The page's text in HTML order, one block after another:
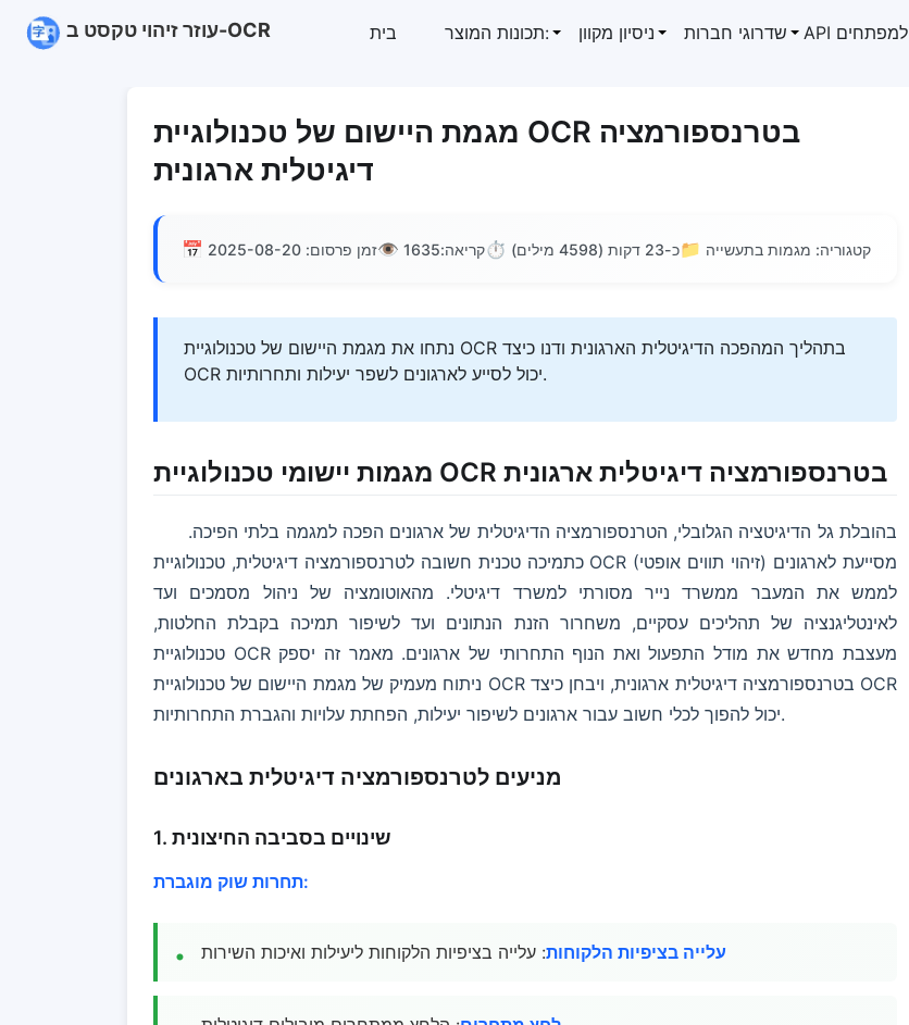
עוזר זיהוי טקסט ב-OCR בית תכונות המוצר: ניסיון מקוון שדרוגי חברות API למפתחים
מגמת היישום של טכנולוגיית OCR בטרנספורמציה
דיגיטלית ארגונית
📅 זמן פרסום: 2025-08-20👁️ קריאה:1635 ⏱️ כ-23 דקות (4598 מילים)📁 קטגוריה: מגמות בתעשייה
נתחו את מגמת היישום של טכנולוגיית OCR בתהליך המהפכה הדיגיטלית הארגונית ודנו כיצד
OCR יכול לסייע לארגונים לשפר יעילות ותחרותיות.
מגמות יישומי טכנולוגיית OCR בטרנספורמציה דיגיטלית ארגונית
בהובלת גל הדיגיטציה הגלובלי, הטרנספורמציה הדיגיטלית של ארגונים הפכה למגמה בלתי הפיכה.
כתמיכה טכנית חשובה לטרנספורמציה דיגיטלית, טכנולוגיית OCR (זיהוי תווים אופטי) מסייעת לארגונים
לממש את המעבר ממשרד נייר מסורתי למשרד דיגיטלי. מהאוטומציה של ניהול מסמכים ועד
לאינטליגנציה של תהליכים עסקיים, משחרור הזנת הנתונים ועד לשיפור תמיכה בקבלת החלטות,
טכנולוגיית OCR מעצבת מחדש את מודל התפעול ואת הנוף התחרותי של ארגונים. מאמר זה יספק
ניתוח מעמיק של מגמת היישום של טכנולוגיית OCR בטרנספורמציה דיגיטלית ארגונית, ויבחן כיצד OCR
יכול להפוך לכלי חשוב עבור ארגונים לשיפור יעילות, הפחתת עלויות והגברת התחרותיות.
מניעים לטרנספורמציה דיגיטלית בארגונים
1. שינויים בסביבה החיצונית
תחרות שוק מוגברת:
עלייה בציפיות הלקוחות: עלייה בציפיות הלקוחות ליעילות ואיכות השירות